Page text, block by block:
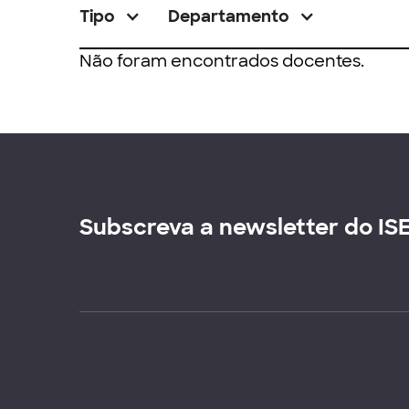
Tipo Departamento
Não foram encontrados docentes.
Subscreva a newsletter do